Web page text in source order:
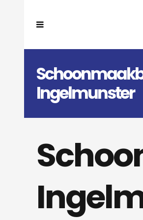
Ingelmunster